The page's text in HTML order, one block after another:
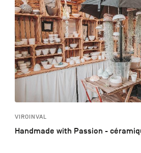
VIROINVAL
Handmade with Passion -